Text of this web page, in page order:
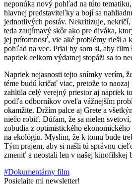
neponúka nový pohľad na túto
hlavnej predstaviteľky a bojí sa
jednotlivých postáv. Nekritizuje, nekričí,
teda zaujímavý skôr ako pre diváka,
jej prítomnosť, vie aké problémy rieši a
pohľad na vec. Prial by som si, aby film
napriek celkom výdatnej stopáži sa to
Napriek nejasnosti tejto snímky verím,
téme budú kričať viac, pretože to
zahltila celý verejný priestor aj napriek
podľa odborníkov oveľa vážnejším
okamžite. Držím palce aj Grete a
niečo robiť. Dúfam, že sa nielen
zobudia z optimistického
na ekológiu. Myslím, že k tomu bude
Tým prajem, aby si našli tú správnu
zmeniť a neostali len v našej kinofilskej
#Dokumentárny film
Posielajte mi newsletter!